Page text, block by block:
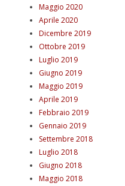
Maggio 2020
Aprile 2020
Dicembre 2019
Ottobre 2019
Luglio 2019
Giugno 2019
Maggio 2019
Aprile 2019
Febbraio 2019
Gennaio 2019
Settembre 2018
Luglio 2018
Giugno 2018
Maggio 2018